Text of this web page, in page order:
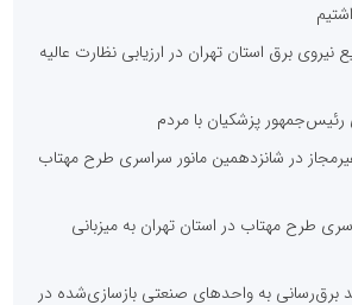
برق استان تهران در ارزیابی نظارت عالیه
پزشکیان با مردم
183 برق غیرمجاز در شانزدهمین مانور سراسری طرح مهتاب
طرح مهتاب در استان تهران به میزبانی
برق‌رسانی به واحدهای صنعتی بازسازی‌شده در